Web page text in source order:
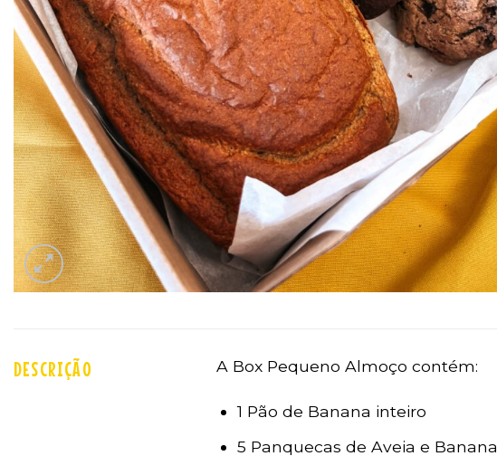
DESCRIÇÃO A Box Pequeno Almoço contém:
1 Pão de Banana inteiro
5 Panquecas de Aveia e Banana